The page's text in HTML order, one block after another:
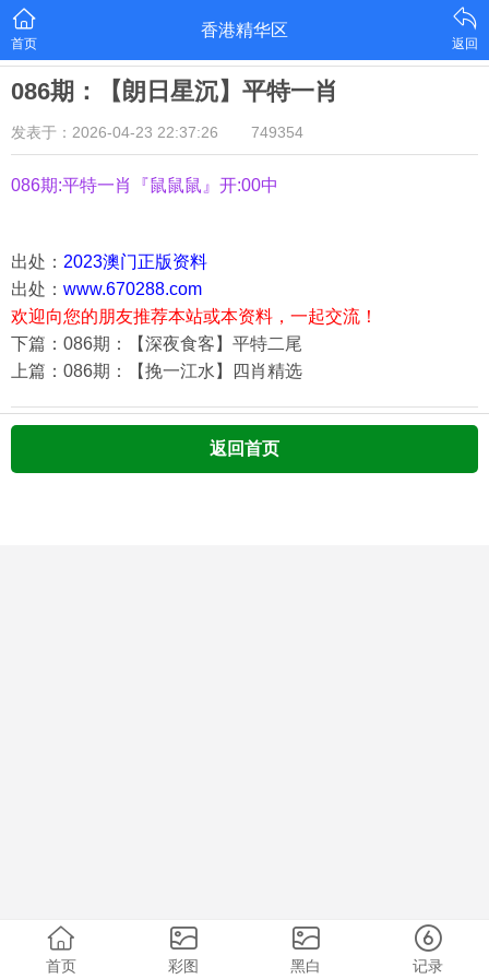
首页
香港精华区
返回
086期：【朗日星沉】平特一肖
发表于：2026-04-23 22:37:26 749354
086期:平特一肖『鼠鼠鼠』开:00中
出处： 2023澳门正版资料
出处： www.670288.com
欢迎向您的朋友推荐本站或本资料，一起交流！
下篇：086期：【深夜食客】平特二尾
上篇：086期：【挽一江水】四肖精选
返回首页
首页 彩图 黑白 记录